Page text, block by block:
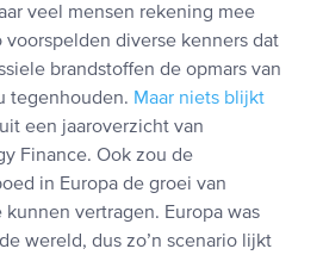
veel mensen rekening mee
voorspelden diverse kenners dat
brandstoffen de opmars van
tegenhouden. Maar niets blijkt
een jaaroverzicht van
Finance. Ook zou de
in Europa de groei van
vertragen. Europa was
wereld, dus zo’n scenario lijkt